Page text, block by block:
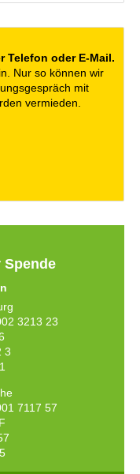
Telefon oder E-Mail.
Nur so können wir
mit
vermieden.
Spende
3213 23
3
7117 57